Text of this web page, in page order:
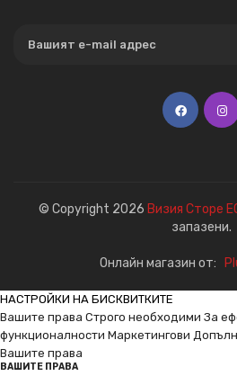
© Copyright 2026 Визия Сторе
запазени.
Онлайн магазин от:
НАСТРОЙКИ НА БИСКВИТКИТЕ
Вашите права Строго необходими За
функционалности Маркетингови
Вашите права
ВАШИТЕ ПРАВА